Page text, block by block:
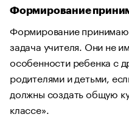
Формирование
Формирование
задача учителя. Они не
особенности ребенка с
родителями и детьми,
должны создать общую
классе».